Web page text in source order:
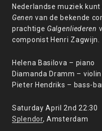
Nederlandse muziek
Genen van de bekende
prachtige Galgenliederen
componist Henri Zagwijn.
Helena Basilova – piano
Diamanda Dramm – violin
Pieter Hendriks – bass-
Saturday April 2nd 22:30
Splendor, Amsterdam